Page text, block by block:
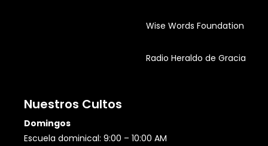
Wise Words Foundation
Radio Heraldo de Gracia
Nuestros Cultos
Domingos
Escuela dominical: 9:00 – 10:00 AM